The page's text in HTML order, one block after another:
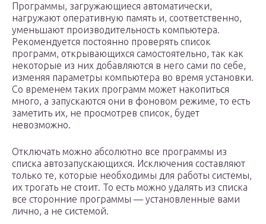
Программы, загружающиеся автоматически,
нагружают оперативную память и, соответственно,
уменьшают производительность компьютера.
Рекомендуется постоянно проверять список
программ, открывающихся самостоятельно, так как
некоторые из них добавляются в него сами по себе,
изменяя параметры компьютера во время установки.
Со временем таких программ может накопиться
много, а запускаются они в фоновом режиме, то есть
заметить их, не просмотрев список, будет
невозможно.
Отключать можно абсолютно все программы из
списка автозапускающихся. Исключения составляют
только те, которые необходимы для работы системы,
их трогать не стоит. То есть можно удалять из списка
все сторонние программы — установленные вами
лично, а не системой.